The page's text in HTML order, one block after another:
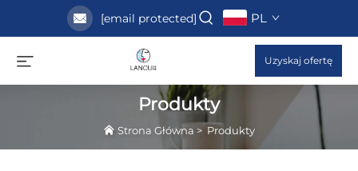
[email protected] PL
Uzyskaj ofertę
Produkty
Strona Główna > Produkty